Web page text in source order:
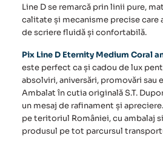
Line D se remarcă prin linii pure,
calitate și mecanisme precise care
de scriere fluidă și confortabilă.
Pix Line D Eternity Medium Coral
este perfect ca și cadou de lux
absolviri, aniversări, promovări sau
Ambalat în cutia originală S.T.
un mesaj de rafinament și
pe teritoriul României, cu ambalaj
produsul pe tot parcursul